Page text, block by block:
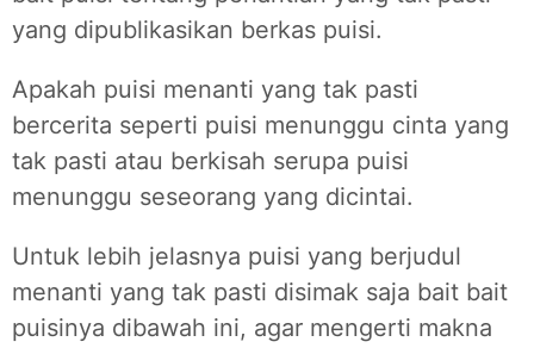
yang dipublikasikan berkas puisi.
Apakah puisi menanti yang tak pasti
bercerita seperti puisi menunggu cinta yang
tak pasti atau berkisah serupa puisi
menunggu seseorang yang dicintai.
Untuk lebih jelasnya puisi yang berjudul
menanti yang tak pasti disimak saja bait bait
puisinya dibawah ini, agar mengerti makna